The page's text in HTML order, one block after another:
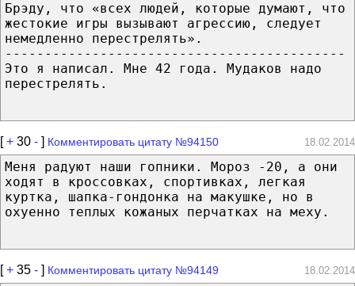
Брэду, что «всех людей, которые думают, что
жестокие игры вызывают агрессию, следует
немедленно перестрелять».
-------------------------------------------
Это я написал. Мне 42 года. Мудаков надо
перестрелять.
[+ 30 - ] Комментировать цитату №94150 18.02.2014
Меня радуют наши гопники. Мороз -20, а они
ходят в кроссовках, спортивках, легкая
куртка, шапка-гондонка на макушке, но в
охуенно теплых кожаных перчатках на меху.
[+ 35 - ] Комментировать цитату №94149 18.02.2014